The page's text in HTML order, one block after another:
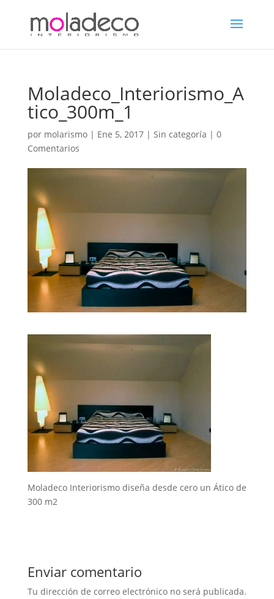
Moladeco_Interiorismo_A
tico_300m_1
por molarismo| Ene 5, 2017| Sin categoría | 0
Comentarios
Moladeco Interiorismo diseña desde cero un Ático de
300 m2
Enviar comentario
Tu dirección de correo electrónico no será publicada.